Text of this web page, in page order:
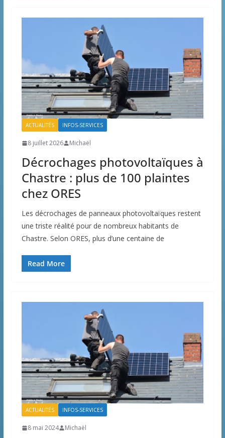
ACTUALITÉS INFOS-SERVICES
8 juillet 2026 Michaël
Décrochages photovoltaïques à
Chastre : plus de 100 plaintes
chez ORES
Les décrochages de panneaux photovoltaïques restent
une triste réalité pour de nombreux habitants de
Chastre. Selon ORES, plus d’une centaine de
Read More
ACTUALITÉS INFOS-SERVICES
8 mai 2024 Michaël